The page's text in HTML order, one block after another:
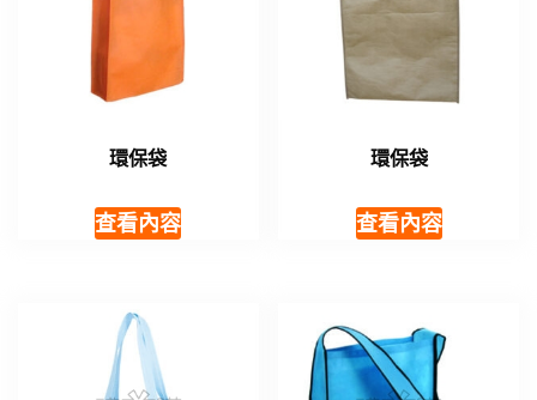
環保袋
查看內容
環保袋
查看內容